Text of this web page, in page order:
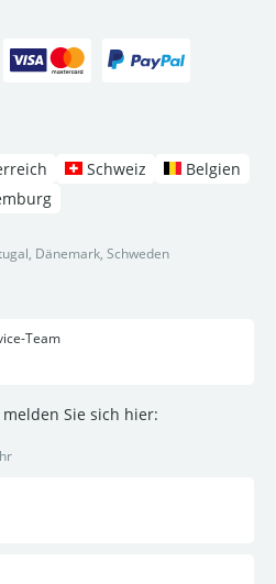
Schweiz
Belgien
Dänemark, Schweden
Team
Sie sich hier: